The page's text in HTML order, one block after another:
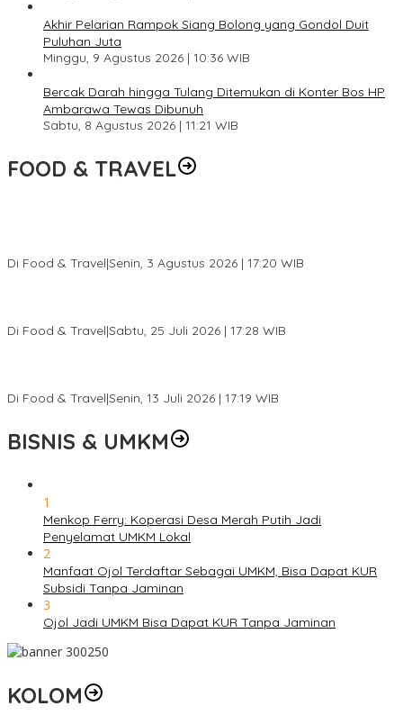
Akhir Pelarian Rampok Siang Bolong yang Gondol Duit
Puluhan Juta
Minggu, 9 Agustus 2026 | 10:36 WIB
Bercak Darah hingga Tulang Ditemukan di Konter Bos HP
Ambarawa Tewas Dibunuh
Sabtu, 8 Agustus 2026 | 11:21 WIB
FOOD & TRAVEL
Di Food & Travel|Senin, 3 Agustus 2026 | 17:20 WIB
Di Food & Travel|Sabtu, 25 Juli 2026 | 17:28 WIB
Di Food & Travel|Senin, 13 Juli 2026 | 17:19 WIB
BISNIS & UMKM
1
Menkop Ferry: Koperasi Desa Merah Putih Jadi
Penyelamat UMKM Lokal
2
Manfaat Ojol Terdaftar Sebagai UMKM, Bisa Dapat KUR
Subsidi Tanpa Jaminan
3
Ojol Jadi UMKM Bisa Dapat KUR Tanpa Jaminan
KOLOM